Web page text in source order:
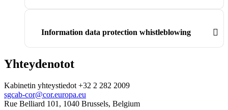
Information data protection whistleblowing
Yhteydenotot
Kabinetin yhteystiedot +32 2 282 2009
sgcab-cor@cor.europa.eu
Rue Belliard 101, 1040 Brussels, Belgium